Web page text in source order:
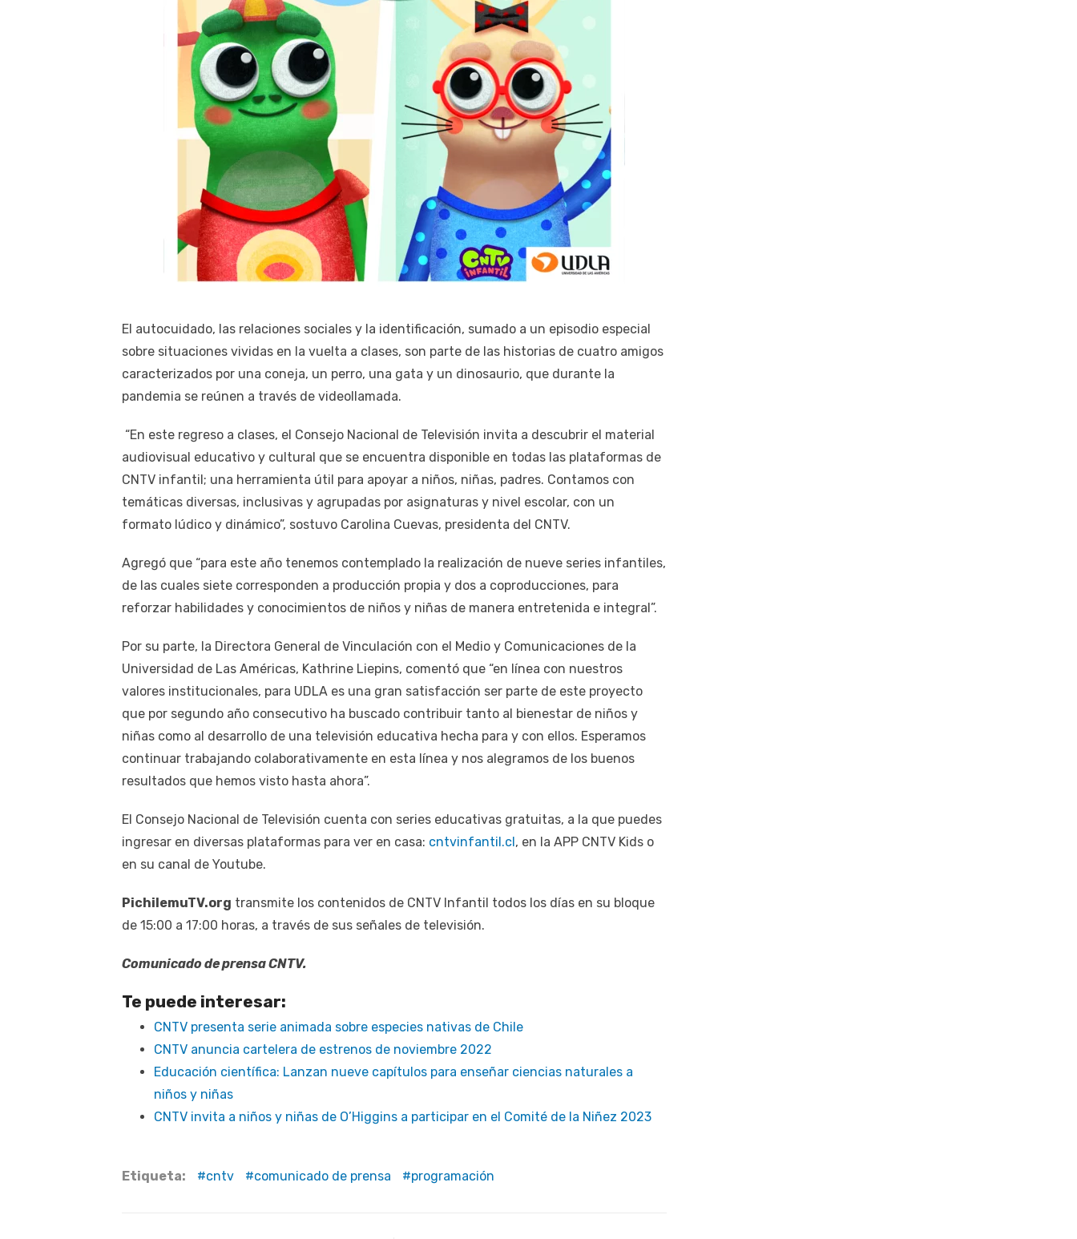
El autocuidado, las relaciones sociales y la identificación, sumado a un episodio especial
sobre situaciones vividas en la vuelta a clases, son parte de las historias de cuatro amigos
caracterizados por una coneja, un perro, una gata y un dinosaurio, que durante la
pandemia se reúnen a través de videollamada.
“En este regreso a clases, el Consejo Nacional de Televisión invita a descubrir el material
audiovisual educativo y cultural que se encuentra disponible en todas las plataformas de
CNTV infantil; una herramienta útil para apoyar a niños, niñas, padres. Contamos con
temáticas diversas, inclusivas y agrupadas por asignaturas y nivel escolar, con un
formato lúdico y dinámico”, sostuvo Carolina Cuevas, presidenta del CNTV.
Agregó que “para este año tenemos contemplado la realización de nueve series infantiles,
de las cuales siete corresponden a producción propia y dos a coproducciones, para
reforzar habilidades y conocimientos de niños y niñas de manera entretenida e integral”.
Por su parte, la Directora General de Vinculación con el Medio y Comunicaciones de la
Universidad de Las Américas, Kathrine Liepins, comentó que “en línea con nuestros
valores institucionales, para UDLA es una gran satisfacción ser parte de este proyecto
que por segundo año consecutivo ha buscado contribuir tanto al bienestar de niños y
niñas como al desarrollo de una televisión educativa hecha para y con ellos. Esperamos
continuar trabajando colaborativamente en esta línea y nos alegramos de los buenos
resultados que hemos visto hasta ahora”.
El Consejo Nacional de Televisión cuenta con series educativas gratuitas, a la que puedes
ingresar en diversas plataformas para ver en casa: cntvinfantil.cl , en la APP CNTV Kids o
en su canal de Youtube.
PichilemuTV.org transmite los contenidos de CNTV Infantil todos los días en su bloque
de 15:00 a 17:00 horas, a través de sus señales de televisión.
Comunicado de prensa CNTV.
Te puede interesar:
CNTV presenta serie animada sobre especies nativas de Chile
CNTV anuncia cartelera de estrenos de noviembre 2022
Educación científica: Lanzan nueve capítulos para enseñar ciencias naturales a
niños y niñas
CNTV invita a niños y niñas de O’Higgins a participar en el Comité de la Niñez 2023
Etiqueta: cntv comunicado de prensa programación